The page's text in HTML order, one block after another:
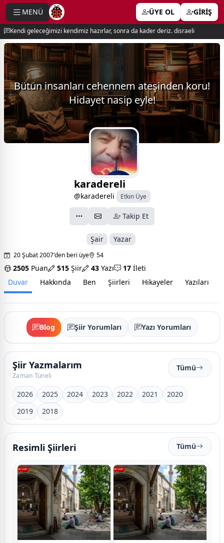
MENÜ ÜYE OL GİRİŞ
Kendi geleceğimizi kendimiz hazırlar, sonra da kader deriz. disraeli
Bütün insanları cehennem ateşinden koru!
Hidayet nasip eyle!
karadereli
@karadereli Etkin Üye
Takip Et
Şair Yazar
20 Şubat 2007'den beri üye 54
2505 Puan 515 Şiir 43 Yazı 17 İleti
Duvar
Hakkında Ben Şiirleri Hikayeler Yazıları
Blog Şiir Yorumları Yazı Yorumları
Şiir Yazmalarım
Zaman Tüneli
Tümü
2026 2025 2024 2023 2022 2021
2020
2019
2018
Resimli Şiirleri Tümü
menu